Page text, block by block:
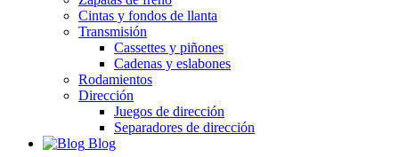
Cintas y fondos de llanta
Transmisión
Cassettes y piñones
Cadenas y eslabones
Rodamientos
Dirección
Juegos de dirección
Separadores de dirección
Blog